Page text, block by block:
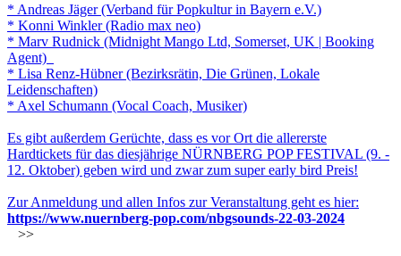
* Andreas Jäger (Verband für Popkultur in Bayern e.V.)
* Konni Winkler (Radio max neo)
* Marv Rudnick (Midnight Mango Ltd, Somerset, UK | Booking
Agent)
* Lisa Renz-Hübner (Bezirksrätin, Die Grünen, Lokale
Leidenschaften)
* Axel Schumann (Vocal Coach, Musiker)
Es gibt außerdem Gerüchte, dass es vor Ort die allererste
Hardtickets für das diesjährige NÜRNBERG POP FESTIVAL (9. -
12. Oktober) geben wird und zwar zum super early bird Preis!
Zur Anmeldung und allen Infos zur Veranstaltung geht es hier:
https://www.nuernberg-pop.com/nbgsounds-22-03-2024
>>